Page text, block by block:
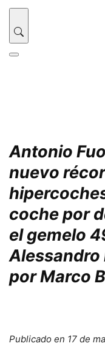
Antonio
nuevo
coche por
el gemelo
Alessandro
por Marco
Publicado en 17 de